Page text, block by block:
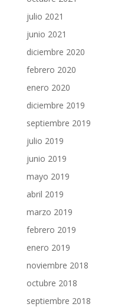
julio 2021
junio 2021
diciembre 2020
febrero 2020
enero 2020
diciembre 2019
septiembre 2019
julio 2019
junio 2019
mayo 2019
abril 2019
marzo 2019
febrero 2019
enero 2019
noviembre 2018
octubre 2018
septiembre 2018